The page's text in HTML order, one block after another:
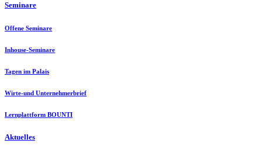
Seminare
Offene Seminare
Inhouse-Seminare
Tagen im Palais
Wirte-und Unternehmerbrief
Lernplattform BOUNTI
Aktuelles